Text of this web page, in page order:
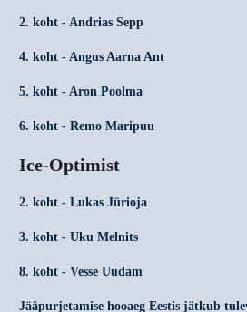
2. koht - Andrias Sepp
4. koht - Angus Aarna Ant
5. koht - Aron Poolma
6. koht - Remo Maripuu
Ice-Optimist
2. koht - Lukas Jürioja
3. koht - Uku Melnits
8. koht - Vesse Uudam
Jääpurjetamise hooaeg Eestis jätkub